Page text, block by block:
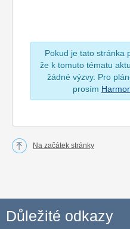
Pokud je tato stránka
že k tomuto tématu
žádné výzvy. Pro
prosím
Na začátek stránky
Důležité odkazy